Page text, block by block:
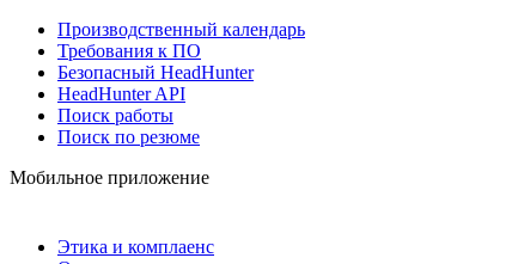
Производственный календарь
Требования к ПО
Безопасный HeadHunter
HeadHunter API
Поиск работы
Поиск по резюме
Мобильное приложение
Этика и комплаенс